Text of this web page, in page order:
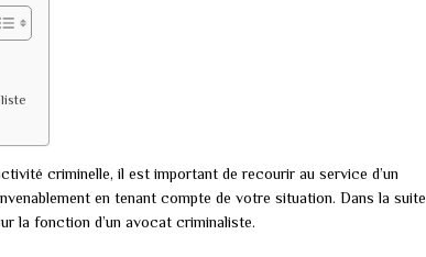
criminelle, il est important de recourir au service d’un
en tenant compte de votre situation. Dans la suite
la fonction d’un avocat criminaliste.